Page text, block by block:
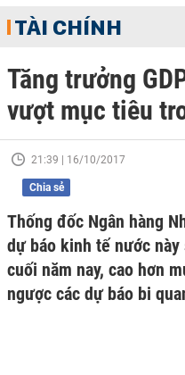
TÀI CHÍNH
Tăng trưởng
vượt mục tiêu
21:39 | 16/10/2017
Chia sẻ
Thống đốc Ngân hàng
dự báo kinh tế nước
cuối năm nay, cao hơn
ngược các dự báo bi